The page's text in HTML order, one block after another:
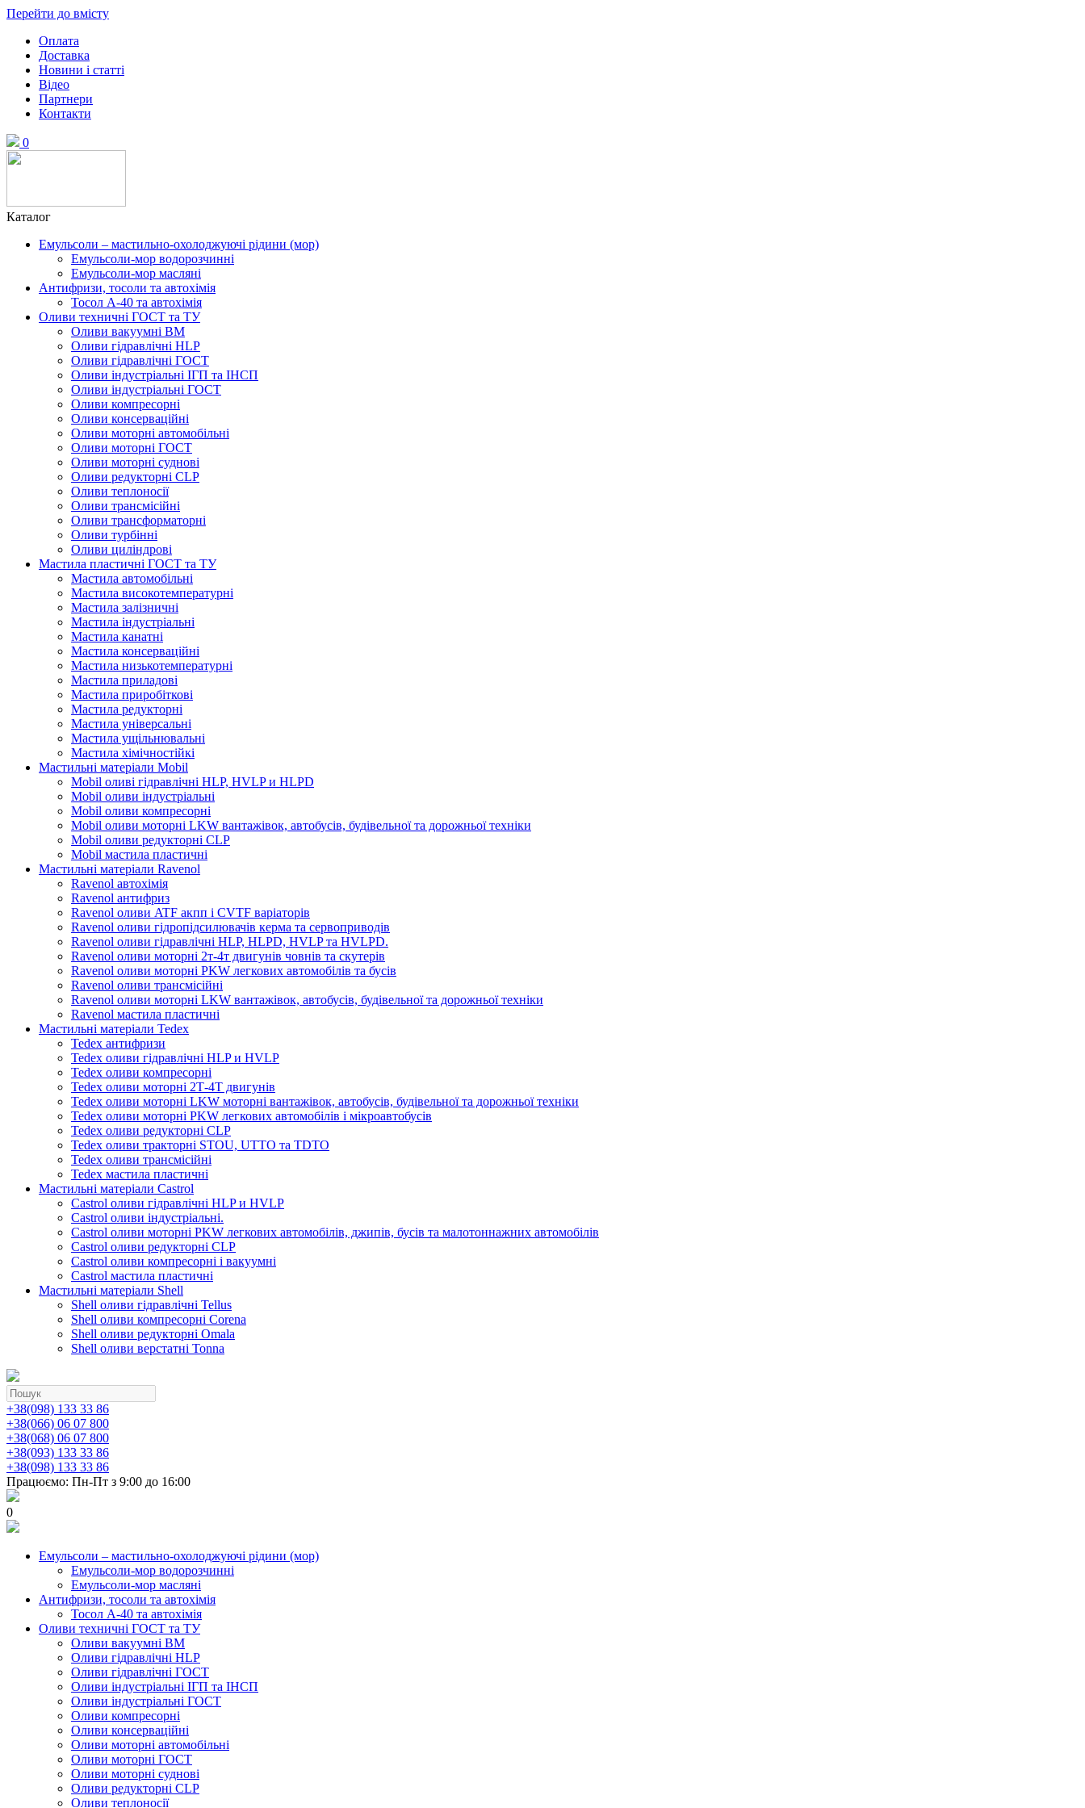
Перейти до вмісту
Оплата
Доставка
Новини і статті
Відео
Партнери
Контакти
0
Каталог
Емульсоли – мастильно-охолоджуючі рідини (мор)
Емульсоли-мор водорозчинні
Емульсоли-мор масляні
Антифризи, тосоли та автохімія
Тосол А-40 та автохімія
Оливи техничні ГОСТ та ТУ
Оливи вакуумні ВМ
Оливи гідравлічні HLP
Оливи гідравлічні ГОСТ
Оливи індустріальні ІГП та ІНСП
Оливи індустріальні ГОСТ
Оливи компресорні
Оливи консерваційні
Оливи моторні автомобільні
Оливи моторні ГОСТ
Оливи моторні суднові
Оливи редукторні CLP
Оливи теплоносії
Оливи трансмісійні
Оливи трансформаторні
Оливи турбінні
Оливи циліндрові
Мастила пластичні ГОСТ та ТУ
Мастила автомобільні
Мастила високотемпературні
Мастила залізничні
Мастила індустріальні
Мастила канатні
Мастила консерваційні
Мастила низькотемпературні
Мастила приладові
Мастила приробіткові
Мастила редукторні
Мастила універсальні
Мастила ущільнювальні
Мастила хімічностійкі
Мастильні матеріали Mobil
Mobil оливі гідравлічні HLP, HVLP и HLPD
Mobil оливи індустріальні
Mobil оливи компресорні
Mobil оливи моторні LKW вантажівок, автобусів, будівельної та дорожньої техніки
Mobil оливи редукторні CLP
Mobil мастила пластичні
Мастильні матеріали Ravenol
Ravenol автохімія
Ravenol антифриз
Ravenol оливи ATF акпп і CVTF варіаторів
Ravenol оливи гідропідсилювачів керма та сервоприводів
Ravenol оливи гідравлічні HLP, HLPD, HVLP та HVLPD.
Ravenol оливи моторні 2т-4т двигунів човнів та скутерів
Ravenol оливи моторні PKW легкових автомобілів та бусів
Ravenol оливи трансмісійні
Ravenol оливи моторні LKW вантажівок, автобусів, будівельної та дорожньої техніки
Ravenol мастила пластичні
Мастильні матеріали Tedex
Tedex антифризи
Tedex оливи гідравлічні HLP и HVLP
Tedex оливи компресорні
Tedex оливи моторні 2Т-4Т двигунів
Tedex оливи моторні LKW моторні вантажівок, автобусів, будівельної та дорожньої техніки
Tedex оливи моторні PKW легкових автомобілів і мікроавтобусів
Tedex оливи редукторні CLP
Tedex оливи тракторні STOU, UTTO та TDTO
Tedex оливи трансмісійні
Tedex мастила пластичні
Мастильні матеріали Castrol
Castrol оливи гідравлічні HLP и HVLP
Castrol оливи індустріальні.
Castrol оливи моторні PKW легкових автомобілів, джипів, бусів та малотоннажних автомобілів
Castrol оливи редукторні CLP
Castrol оливи компресорні і вакуумні
Castrol мастила пластичні
Мастильні матеріали Shell
Shell оливи гідравлічні Tellus
Shell оливи компресорні Corena
Shell оливи редукторні Omala
Shell оливи верстатні Tonna
+38(098) 133 33 86
+38(066) 06 07 800
+38(068) 06 07 800
+38(093) 133 33 86
+38(098) 133 33 86
Працюємо: Пн-Пт з 9:00 до 16:00
0
Емульсоли – мастильно-охолоджуючі рідини (мор)
Емульсоли-мор водорозчинні
Емульсоли-мор масляні
Антифризи, тосоли та автохімія
Тосол А-40 та автохімія
Оливи техничні ГОСТ та ТУ
Оливи вакуумні ВМ
Оливи гідравлічні HLP
Оливи гідравлічні ГОСТ
Оливи індустріальні ІГП та ІНСП
Оливи індустріальні ГОСТ
Оливи компресорні
Оливи консерваційні
Оливи моторні автомобільні
Оливи моторні ГОСТ
Оливи моторні суднові
Оливи редукторні CLP
Оливи теплоносії